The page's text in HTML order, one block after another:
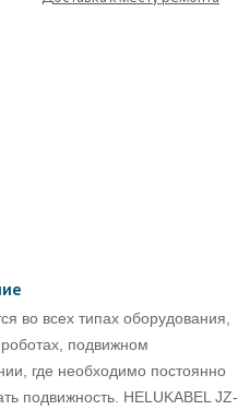
во всех типах оборудования,
подвижном
где необходимо постоянно
подвижность. HELUKABEL JZ-